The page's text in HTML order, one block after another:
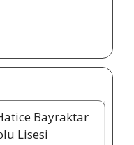
Bayraktar
Lisesi